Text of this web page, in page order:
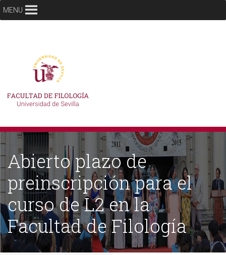
MENU
Abierto plazo de
preinscripción para el
curso de L2 en la
Facultad de Filología